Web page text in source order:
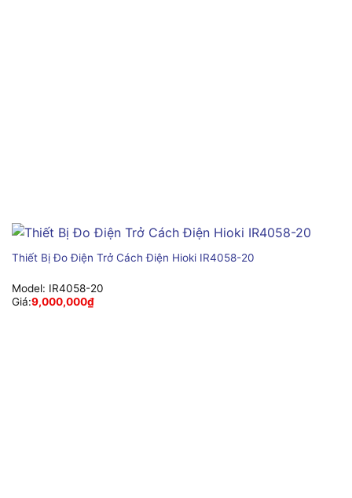
Thiết Bị Đo Điện Trở Cách Điện Hioki IR4058-20
Model: IR4058-20
Giá:9,000,000₫